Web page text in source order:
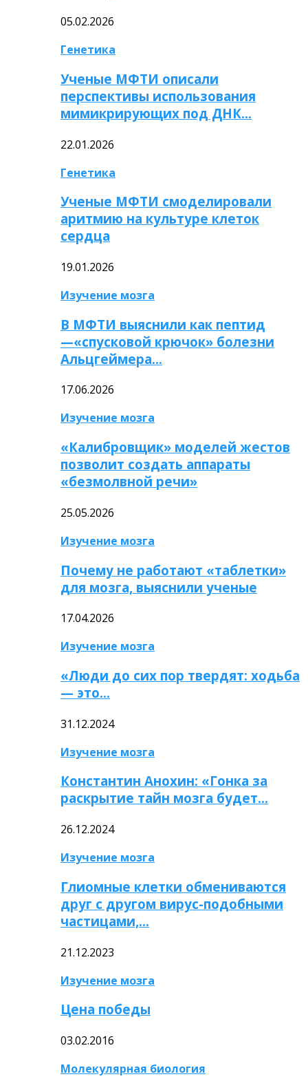
05.02.2026
Генетика
Ученые МФТИ описали
перспективы использования
мимикрирующих под ДНК…
22.01.2026
Генетика
Ученые МФТИ смоделировали
аритмию на культуре клеток
сердца
19.01.2026
Изучение мозга
В МФТИ выяснили как пептид
—«спусковой крючок» болезни
Альцгеймера…
17.06.2026
Изучение мозга
«Калибровщик» моделей жестов
позволит создать аппараты
«безмолвной речи»
25.05.2026
Изучение мозга
Почему не работают «таблетки»
для мозга, выяснили ученые
17.04.2026
Изучение мозга
«Люди до сих пор твердят: ходьба
— это…
31.12.2024
Изучение мозга
Константин Анохин: «Гонка за
раскрытие тайн мозга будет…
26.12.2024
Изучение мозга
Глиомные клетки обмениваются
друг с другом вирус-подобными
частицами,…
21.12.2023
Изучение мозга
Цена победы
03.02.2016
Молекулярная биология